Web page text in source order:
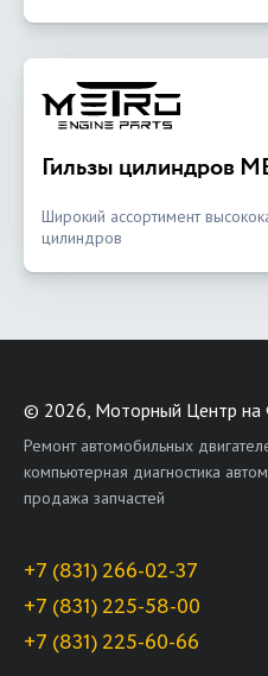
Гильзы цилиндров
Широкий ассортимент
цилиндров
© 2026, Моторный Центр на
Ремонт автомобильных
компьютерная диагностика
продажа запчастей
+7 (831) 266-02-37
+7 (831) 225-58-00
+7 (831) 225-60-66